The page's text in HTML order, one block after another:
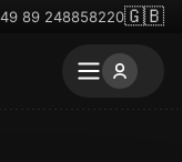
89 248858220🇬🇧